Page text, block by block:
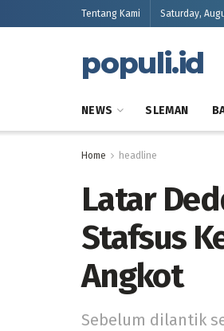
Tentang Kami Saturday,
populi.id
NEWS SLEMAN
Home headline
Latar
Stafsus
Angkot
Sebelum dilantik